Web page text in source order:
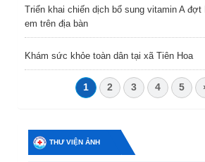
Triển khai chiến dịch bổ sung vitamin A đợt
em trên địa bàn
Khám sức khỏe toàn dân tại xã Tiên Hoa
1 2 3 4 5
THƯ VIỆN ẢNH